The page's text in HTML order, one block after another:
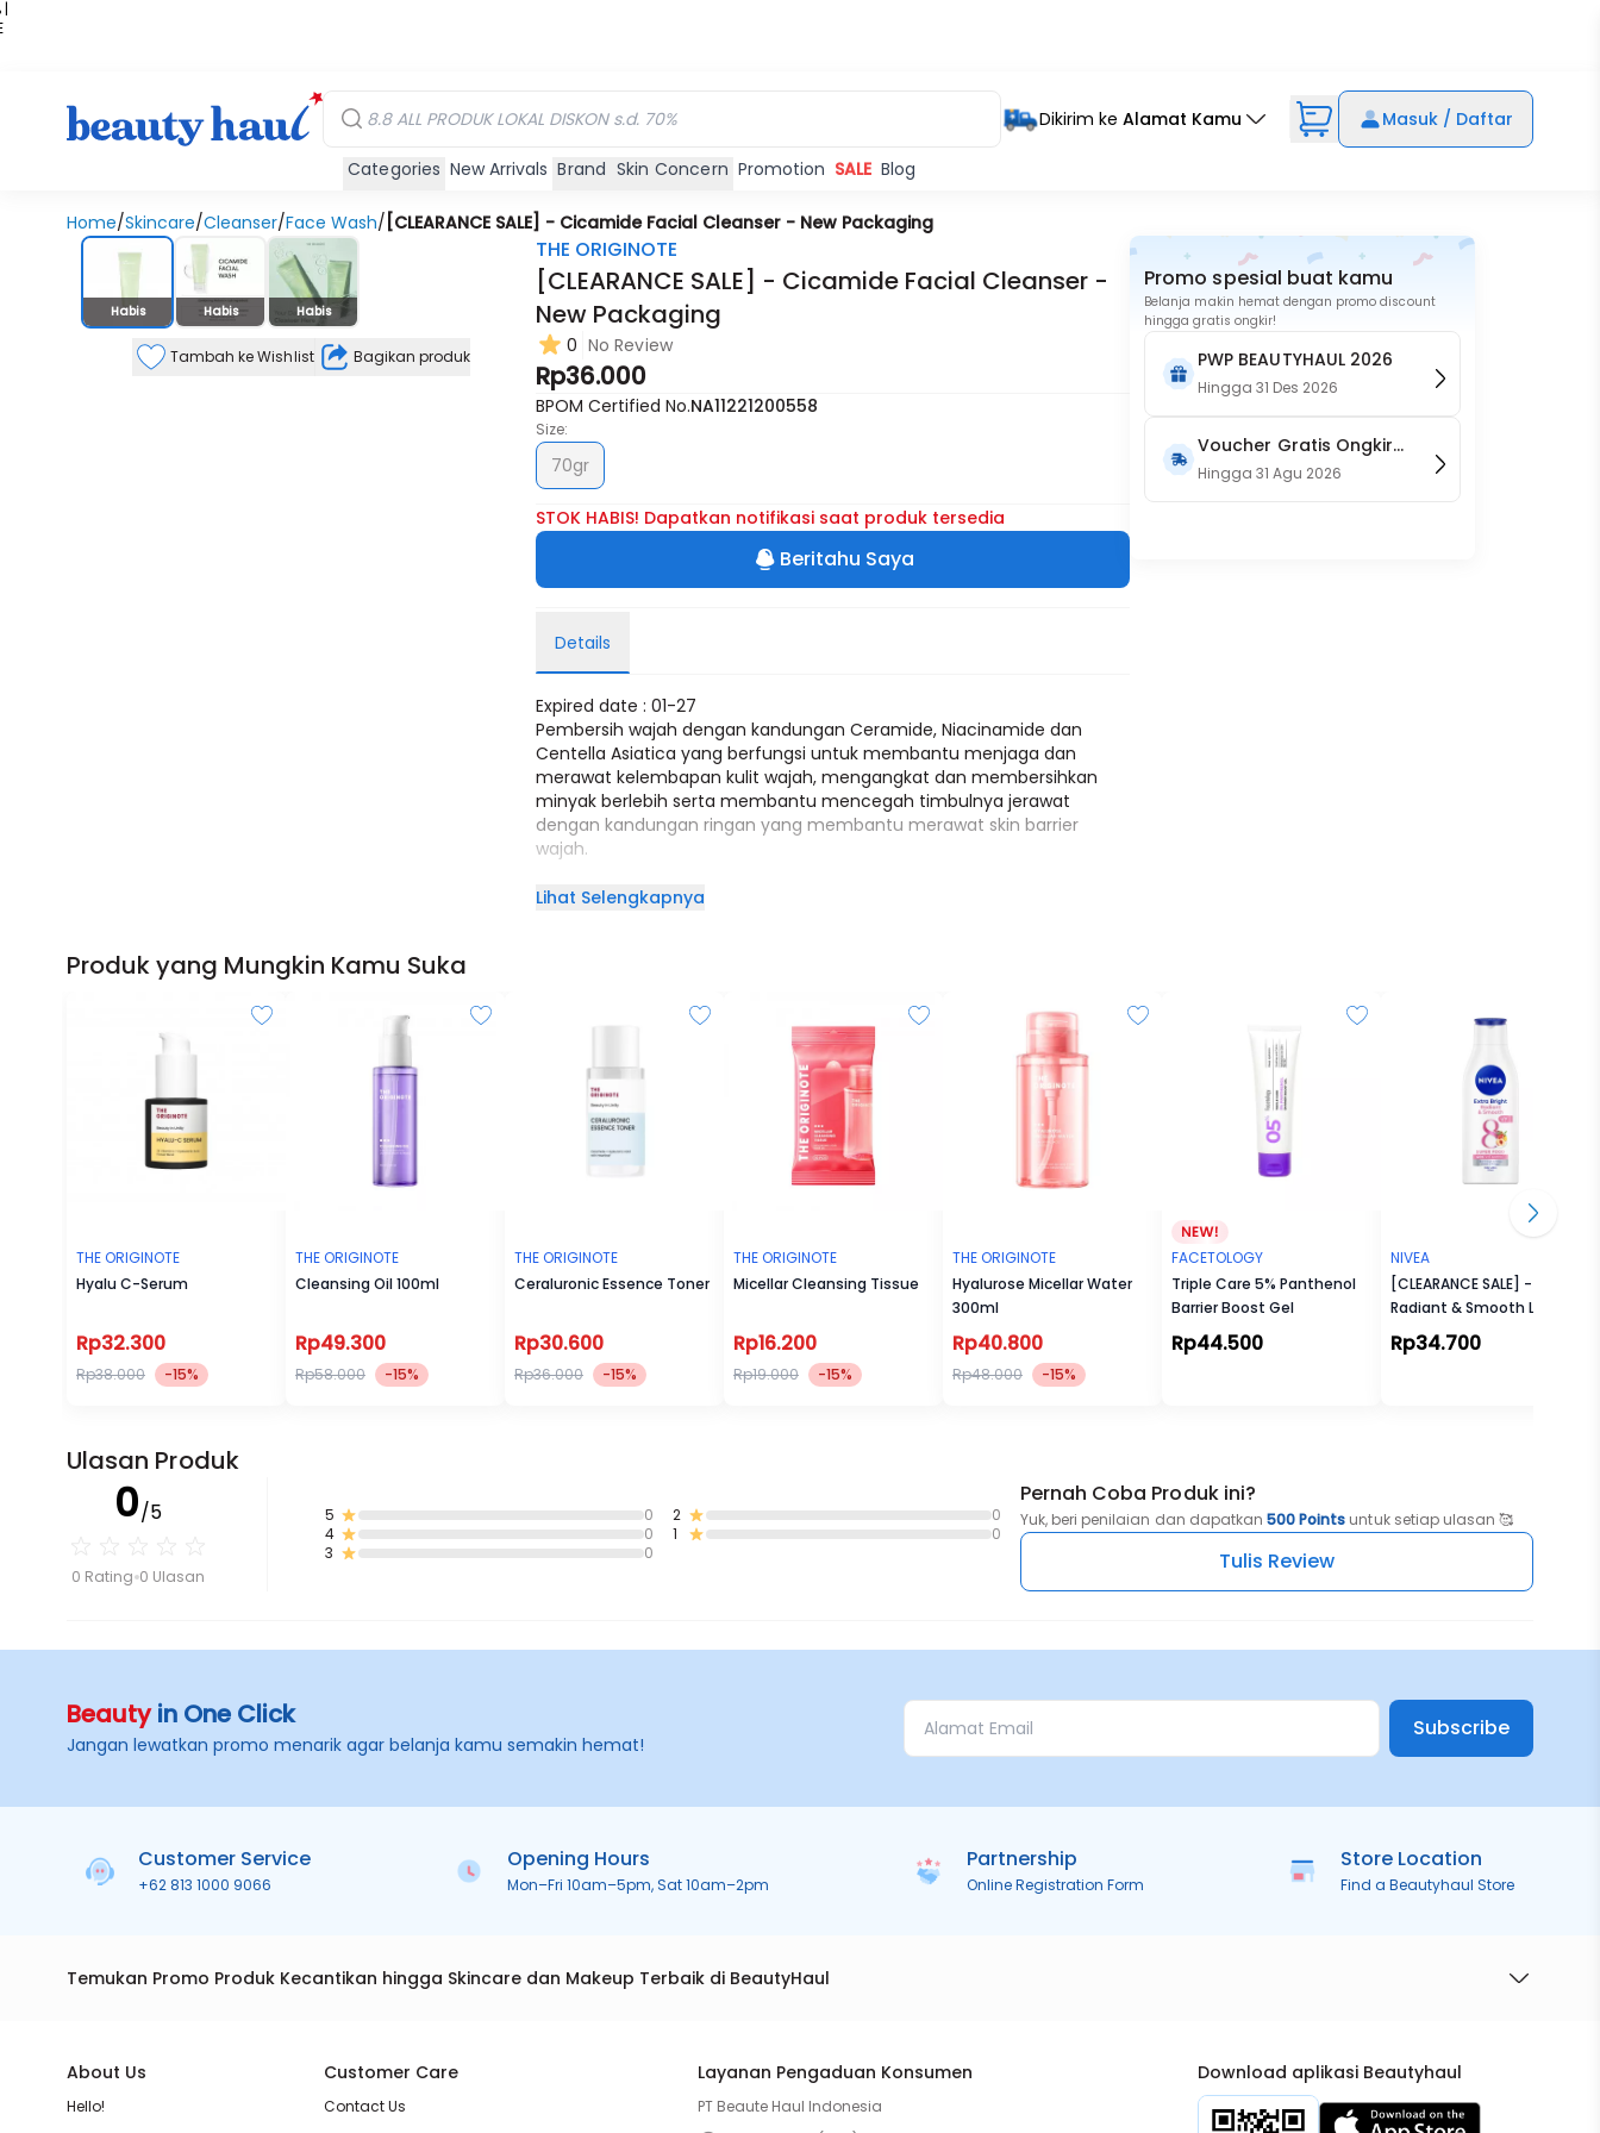
|
Dikirim ke Alamat Kamu Masuk / Daftar
Categories New Arrivals Brand Skin Concern Promotion SALE Blog
Home/Skincare/Cleanser/Face Wash/ [CLEARANCE SALE] - Cicamide Facial Cleanser - New Packaging
Stok Habis
Habis Habis Habis
Tambah ke Wishlist Bagikan produk
THE ORIGINOTE
[CLEARANCE SALE] - Cicamide Facial Cleanser -
New Packaging
0 No Review
Rp36.000
BPOM Certified No.NA11221200558
Size:
70gr
STOK HABIS! Dapatkan notifikasi saat produk tersedia
Beritahu Saya
Details
Expired date : 01-27
Pembersih wajah dengan kandungan Ceramide, Niacinamide dan
Centella Asiatica yang berfungsi untuk membantu menjaga dan
merawat kelembapan kulit wajah, mengangkat dan membersihkan
minyak berlebih serta membantu mencegah timbulnya jerawat
dengan kandungan ringan yang membantu merawat skin barrier
wajah.
Manfaat :
Lihat Selengkapnya
Promo spesial buat kamu
Belanja makin hemat dengan promo discount
hingga gratis ongkir!
PWP BEAUTYHAUL 2026
Hingga31 Des 2026
Voucher Gratis Ongkir
15RB (Only on Website)
Hingga31 Agu 2026
Produk yang Mungkin Kamu Suka
THE ORIGINOTE
Hyalu C-Serum
Rp32.300
Rp38.000 -15%
THE ORIGINOTE
Cleansing Oil 100ml
Rp49.300
Rp58.000 -15%
THE ORIGINOTE
Ceraluronic Essence Toner
Rp30.600
Rp36.000 -15%
THE ORIGINOTE
Micellar Cleansing Tissue
Rp16.200
Rp19.000 -15%
THE ORIGINOTE
Hyalurose Micellar Water
300ml
Rp40.800
Rp48.000 -15%
FACETOLOGY
Triple Care 5% Panthenol
Barrier Boost Gel
Rp44.500
NIVEA
[CLEARANCE SALE] - NBO
Radiant & Smooth Lotion
190ml
Rp34.700
Ulasan Produk
0/5
0 Rating 0 Ulasan
5
0
4
0
3
0
2
0
1
0
Pernah Coba Produk ini?
Yuk, beri penilaian dan dapatkan 500 Points untuk setiap ulasan 🥰
Tulis Review
Beautyin One Click
Jangan lewatkan promo menarik agar belanja kamu semakin hemat!
Subscribe
Customer Service
+62 813 1000 9066
Opening Hours
Mon–Fri 10am–5pm, Sat 10am–2pm
Partnership
Online Registration Form
Store Location
Find a Beautyhaul Store
Temukan Promo Produk Kecantikan hingga Skincare dan Makeup Terbaik di BeautyHaul
About Us
Hello!
Customer Care
Contact Us
Layanan Pengaduan Konsumen
PT Beaute Haul Indonesia
Download aplikasi Beautyhaul